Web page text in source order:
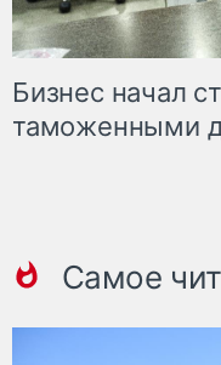
Бизнес начал
таможенными
Самое